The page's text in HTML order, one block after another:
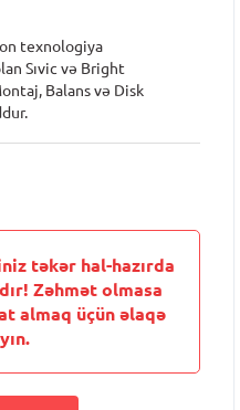
texnologiya
Sıvic və Bright
Balans və Disk
təkər hal-hazırda
Zəhmət olmasa
almaq üçün əlaqə